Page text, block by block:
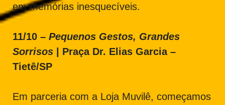
em memórias inesquecíveis.
11/10 – Pequenos Gestos, Grandes
Sorrisos | Praça Dr. Elias Garcia –
Tietê/SP
Em parceria com a Loja Muvilê, começamos